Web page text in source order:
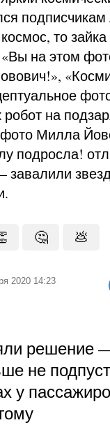
то зайка
на этом
на
Милла
подросла!
завалили
🤔 💩
2020 14:23
решение
не
у